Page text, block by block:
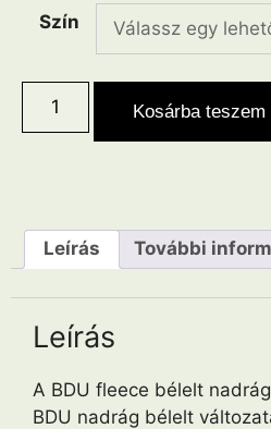
Szín
Kosárba teszem
Leírás További
Leírás
A BDU fleece bélelt
BDU nadrág bélelt